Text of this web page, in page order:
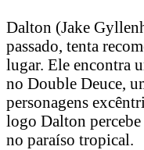
Dalton (Jake
passado, tenta
lugar. Ele encontra
no Double Deuce,
personagens
logo Dalton percebe
no paraíso tropical.